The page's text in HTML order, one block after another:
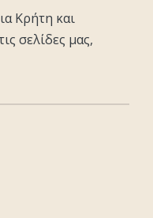
Κρήτη και
σελίδες μας,